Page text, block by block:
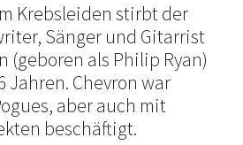
Krebsleiden stirbt der
Sänger und Gitarrist
(geboren als Philip Ryan)
Jahren. Chevron war
aber auch mit
beschäftigt.